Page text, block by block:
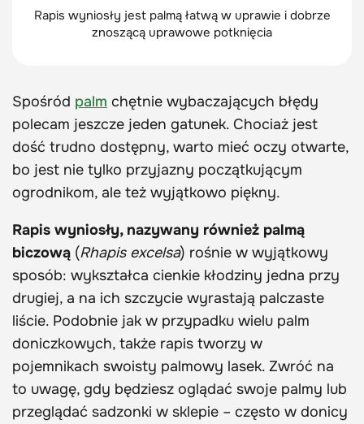
Rapis wyniosły jest palmą łatwą w uprawie i dobrze
znoszącą uprawowe potknięcia
Spośród palm chętnie wybaczających błędy
polecam jeszcze jeden gatunek. Chociaż jest
dość trudno dostępny, warto mieć oczy otwarte,
bo jest nie tylko przyjazny początkującym
ogrodnikom, ale też wyjątkowo piękny.
Rapis wyniosły, nazywany również palmą
biczową (Rhapis excelsa) rośnie w wyjątkowy
sposób: wykształca cienkie kłodziny jedna przy
drugiej, a na ich szczycie wyrastają palczaste
liście. Podobnie jak w przypadku wielu palm
doniczkowych, także rapis tworzy w
pojemnikach swoisty palmowy lasek. Zwróć na
to uwagę, gdy będziesz oglądać swoje palmy lub
przeglądać sadzonki w sklepie – często w donicy